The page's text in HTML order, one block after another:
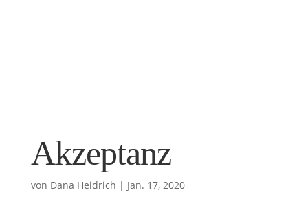
Akzeptanz
von Dana Heidrich | Jan. 17, 2020